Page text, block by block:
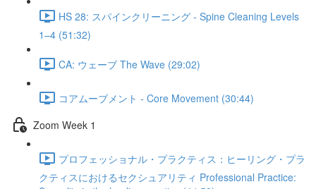
HS 28: スパインクリーニング - Spine Cleaning Levels
1–4 (51:32)
CA: ウェーブ The Wave (29:02)
コアムーブメント - Core Movement (30:44)
Zoom Week 1
プロフェッショナル・プラクティス：ヒーリング・プラ
クティスにおけるセクシュアリティ Professional Practice: